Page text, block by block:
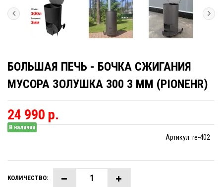
БОЛЬШАЯ ПЕЧЬ - БОЧКА СЖИГАНИЯ
МУСОРА ЗОЛУШКА 300 3 ММ (PIONEHR)
24 990 р.
В наличии
Артикул: re-402
КОЛИЧЕСТВО: